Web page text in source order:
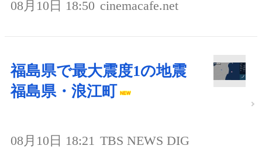
08月10日 18:50 cinemacafe.net
福島県で最大震度1の地震
福島県・浪江町
08月10日 18:21 TBS NEWS DIG